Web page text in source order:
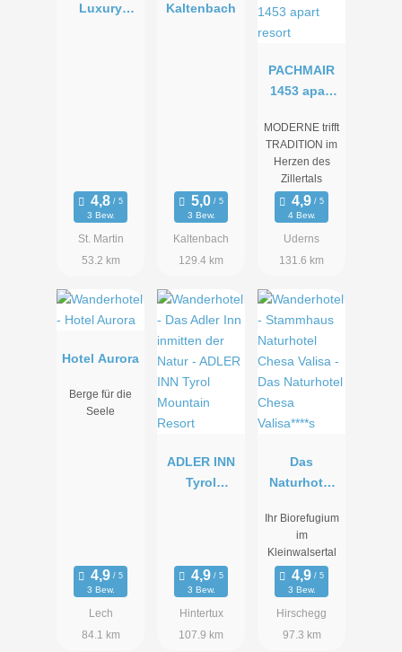
Luxury
3 Bew.
St. Martin
53.2 km
Kaltenbach
3 Bew.
Kaltenbach
129.4 km
PACHMAIR
1453 apart
MODERNE trifft
TRADITION im
Herzen des
Zillertals
4 Bew.
Uderns
131.6 km
Hotel Aurora
Berge für die
Seele
3 Bew.
Lech
84.1 km
ADLER INN
Tyrol
3 Bew.
Hintertux
107.9 km
Das
Naturhotel
Valisa****s
Ihr Biorefugium
im
Kleinwalsertal
3 Bew.
Hirschegg
97.3 km